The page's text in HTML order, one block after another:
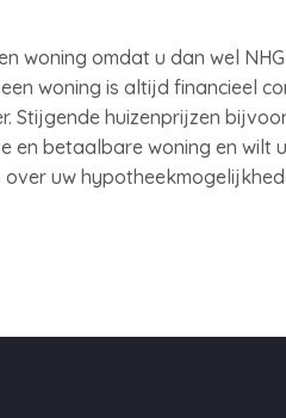
woning omdat u dan wel
woning is altijd financieel
Stijgende huizenprijzen
en betaalbare woning en wilt
uw